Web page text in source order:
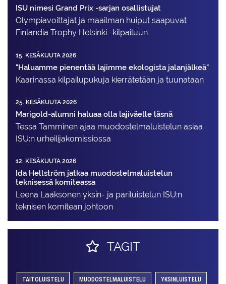
ISU nimesi Grand Prix -sarjan osallistujat
Olympiavoittajat ja maailman huiput saapuvat
Finlandia Trophy Helsinki -kilpailuun
15. KESÄKUUTA 2026
"Haluamme pienentää lajimme ekologista jalanjälkeä"
Kaarinassa kilpailupukuja kierrätetään ja tuunataan
25. KESÄKUUTA 2026
Marigold-alumni haluaa olla lajiväelle läsnä
Tessa Tamminen ajaa muodostelma­luistelun asiaa
ISU:n urheilija­komissiossa
12. KESÄKUUTA 2026
Ida Hellström jatkaa muodostelmaluistelun
teknisessä komiteassa
Leena Laaksonen yksin- ja pariluistelun ISU:n
teknisen komitean johtoon
TAGIT
TAITOLUISTELU MUODOSTELMALUISTELU YKSINLUISTELU